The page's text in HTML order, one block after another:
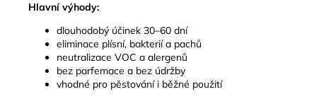
Hlavní výhody:
dlouhodobý účinek 30–60 dní
eliminace plísní, bakterií a pachů
neutralizace VOC a alergenů
bez parfemace a bez údržby
vhodné pro pěstování i běžné použití